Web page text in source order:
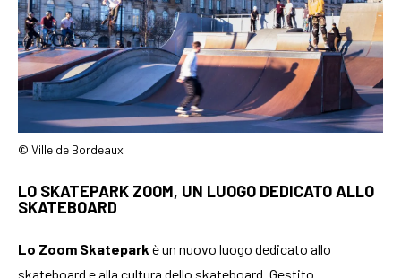
© Ville de Bordeaux
LO SKATEPARK ZOOM, UN LUOGO DEDICATO ALLO
SKATEBOARD
Lo Zoom Skatepark è un nuovo luogo dedicato allo
skateboard e alla cultura dello skateboard. Gestito